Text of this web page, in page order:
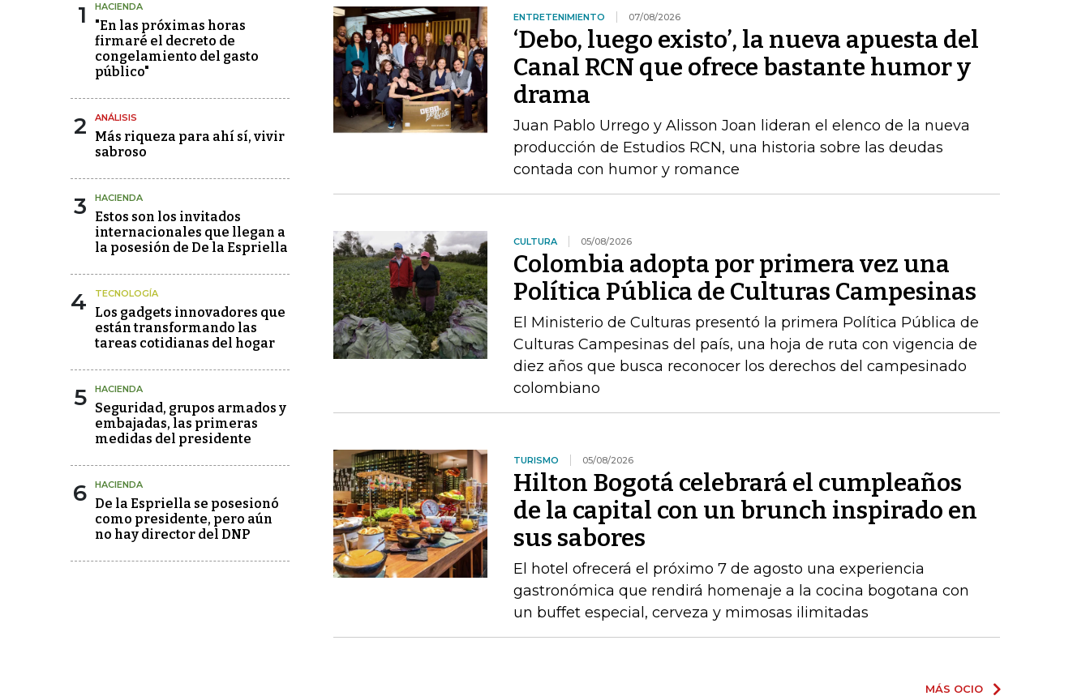
1 HACIENDA
"En las próximas horas
firmaré el decreto de
congelamiento del gasto
público"
2 ANÁLISIS
Más riqueza para ahí sí, vivir
sabroso
3 HACIENDA
Estos son los invitados
internacionales que llegan a
la posesión de De la Espriella
4 TECNOLOGÍA
Los gadgets innovadores que
están transformando las
tareas cotidianas del hogar
5 HACIENDA
Seguridad, grupos armados y
embajadas, las primeras
medidas del presidente
6 HACIENDA
De la Espriella se posesionó
como presidente, pero aún
no hay director del DNP
ENTRETENIMIENTO 07/08/2026
‘Debo, luego existo’, la nueva apuesta del
Canal RCN que ofrece bastante humor y
drama
Juan Pablo Urrego y Alisson Joan lideran el elenco de la nueva
producción de Estudios RCN, una historia sobre las deudas
contada con humor y romance
CULTURA 05/08/2026
Colombia adopta por primera vez una
Política Pública de Culturas Campesinas
El Ministerio de Culturas presentó la primera Política Pública de
Culturas Campesinas del país, una hoja de ruta con vigencia de
diez años que busca reconocer los derechos del campesinado
colombiano
TURISMO 05/08/2026
Hilton Bogotá celebrará el cumpleaños
de la capital con un brunch inspirado en
sus sabores
El hotel ofrecerá el próximo 7 de agosto una experiencia
gastronómica que rendirá homenaje a la cocina bogotana con
un buffet especial, cerveza y mimosas ilimitadas
MÁS OCIO